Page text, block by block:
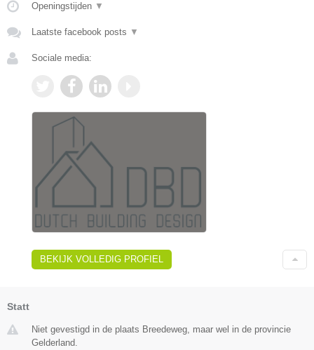
Openingstijden ▼
Laatste facebook posts ▼
Sociale media:
BEKIJK VOLLEDIG PROFIEL
Statt
Niet gevestigd in de plaats Breedeweg, maar wel in de provincie
Gelderland.